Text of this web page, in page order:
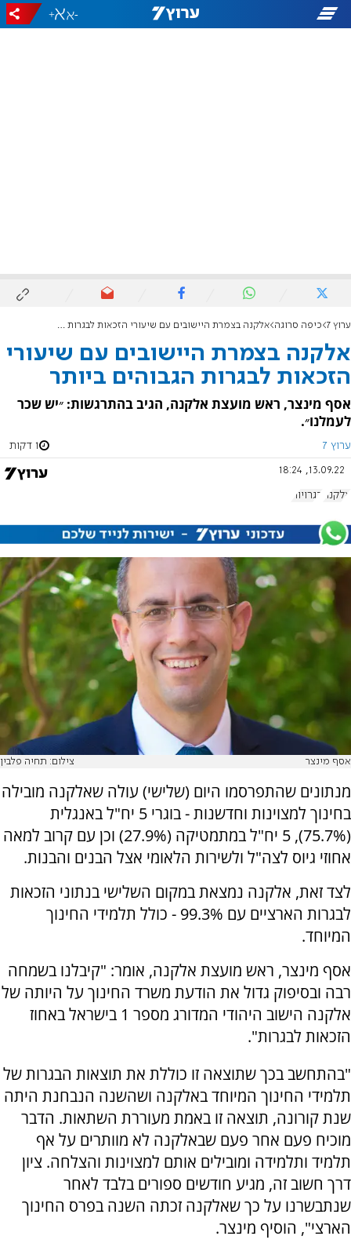
-
+
ערוץ 7 כיפה סרוגה אלקנה בצמרת היישובים עם שיעורי הזכאות לבגרות הגבוהים ביותר
אלקנה בצמרת היישובים עם שיעורי
הזכאות לבגרות הגבוהים ביותר
אסף מינצר, ראש מועצת אלקנה, הגיב בהתרגשות: ״יש שכר
לעמלנו״.
ערוץ 7 1 דקות
13.09.22, 18:24
אלקנה בגרויות
אסף מינצר צילום: תחיה פלבין
מנתונים שהתפרסמו היום (שלישי) עולה שאלקנה מובילה
בחינוך למצוינות וחדשנות - בוגרי 5 יח"ל באנגלית
(75.7%), 5 יח"ל במתמטיקה (27.9%) וכן עם קרוב למאה
אחוזי גיוס לצה"ל ולשירות הלאומי אצל הבנים והבנות.
לצד זאת, אלקנה נמצאת במקום השלישי בנתוני הזכאות
לבגרות הארציים עם 99.3% - כולל תלמידי החינוך
המיוחד.
אסף מינצר, ראש מועצת אלקנה, אומר: "קיבלנו בשמחה
רבה ובסיפוק גדול את הודעת משרד החינוך על היותה של
אלקנה הישוב היהודי המדורג מספר 1 בישראל באחוז
הזכאות לבגרות".
"בהתחשב בכך שתוצאה זו כוללת את תוצאות הבגרות של
תלמידי החינוך המיוחד באלקנה ושהשנה הנבחנת היתה
שנת קורונה, תוצאה זו באמת מעוררת השתאות. הדבר
מוכיח פעם אחר פעם שבאלקנה לא מוותרים על אף
תלמיד ותלמידה ומובילים אותם למצוינות והצלחה. ציון
דרך חשוב זה, מגיע חודשים ספורים בלבד לאחר
שנתבשרנו על כך שאלקנה זכתה השנה בפרס החינוך
הארצי", הוסיף מינצר.